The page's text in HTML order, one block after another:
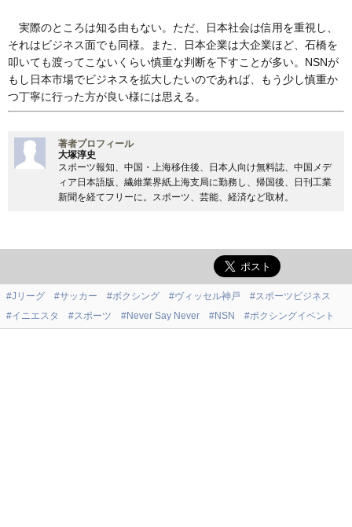
実際のところは知る由もない。ただ、日本社会は信用を重視し、
それはビジネス面でも同様。また、日本企業は大企業ほど、石橋を
叩いても渡ってこないくらい慎重な判断を下すことが多い。NSNが
もし日本市場でビジネスを拡大したいのであれば、もう少し慎重か
つ丁寧に行った方が良い様には思える。
著者プロフィール
大塚淳史
スポーツ報知、中国・上海移住後、日本人向け無料誌、中国メデ
ィア日本語版、繊維業界紙上海支局に勤務し、帰国後、日刊工業
新聞を経てフリーに。スポーツ、芸能、経済など取材。
#Jリーグ #サッカー #ボクシング #ヴィッセル神戸
#スポーツビジネス
#イニエスタ
#スポーツ #Never Say Never #NSN #ボクシングイベント